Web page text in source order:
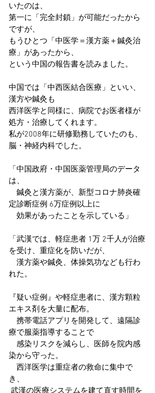
いたのは、
第一に「完全封鎖」が可能だったから
ですが、
もうひとつ「中医学＝漢方薬＋鍼灸治
療」があったから、
という中国の報告書を読みました。
中国では「中西医結合医療」といい、
漢方や鍼灸も
西洋医学と同様に、病院でお医者様が
処方・治療してくれます。
私が2008年に研修勤務していたのも、
脳・神経内科でした。
「中国政府・中国医薬管理局のデータ
は、
鍼灸と漢方薬が、新型コロナ肺炎確
定診断症例 6万症例以上に
効果があったことを示している」
「武漢では、軽症患者 1万 2千人が治療
を受け、重症化を防いだが、
漢方薬や鍼灸、体操気功なども行わ
れた。
『疑い症例』や軽症患者に、漢方顆粒
エキス剤を大量に配布。
携帯電話アプリを開発して、遠隔診
療で服薬指導することで
感染リスクを減らし、医師を院内感
染から守った。
西洋医学は重症者の救命に集中で
き、